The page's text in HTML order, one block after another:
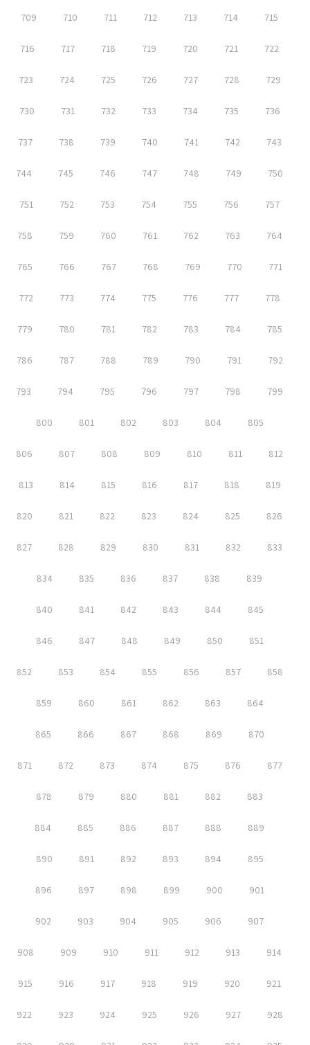
709 710 711 712 713 714 715
716 717 718 719 720 721 722
723 724 725 726 727 728 729
730 731 732 733 734 735 736
737 738 739 740 741 742 743
744 745 746 747 748 749 750
751 752 753 754 755 756 757
758 759 760 761 762 763 764
765 766 767 768 769 770 771
772 773 774 775 776 777 778
779 780 781 782 783 784 785
786 787 788 789 790 791 792
793 794 795 796 797 798 799
800 801 802 803 804 805
806 807 808 809 810 811 812
813 814 815 816 817 818 819
820 821 822 823 824 825 826
827 828 829 830 831 832 833
834 835 836 837 838 839
840 841 842 843 844 845
846 847 848 849 850 851
852 853 854 855 856 857 858
859 860 861 862 863 864
865 866 867 868 869 870
871 872 873 874 875 876 877
878 879 880 881 882 883
884 885 886 887 888 889
890 891 892 893 894 895
896 897 898 899 900 901
902 903 904 905 906 907
908 909 910 911 912 913 914
915 916 917 918 919 920 921
922 923 924 925 926 927 928